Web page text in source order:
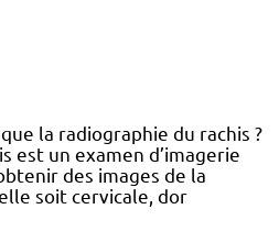
la radiographie du rachis ?
est un examen d’imagerie
des images de la
soit cervicale, dor